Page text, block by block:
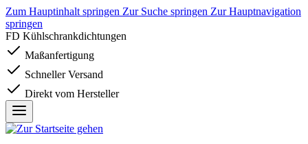
Zum Hauptinhalt springen Zur Suche springen Zur Hauptnavigation
springen
FD Kühlschrankdichtungen
Maßanfertigung
Schneller Versand
Direkt vom Hersteller